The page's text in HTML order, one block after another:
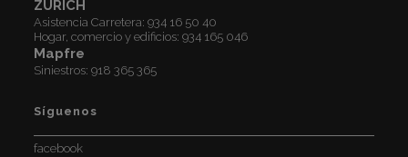
ZURICH
Asistencia Carretera:934 16 50 40
Hogar, comercio y edificios:934 165 046
Mapfre
Siniestros:918 365 365
Síguenos
facebook